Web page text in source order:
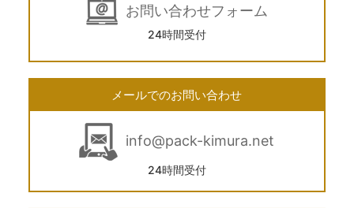
お問い合わせフォーム
24時間受付
メールでのお問い合わせ
info@pack-kimura.net
24時間受付